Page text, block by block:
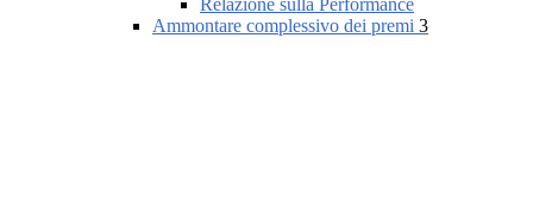
Relazione sulla Performance
Ammontare complessivo dei premi 3